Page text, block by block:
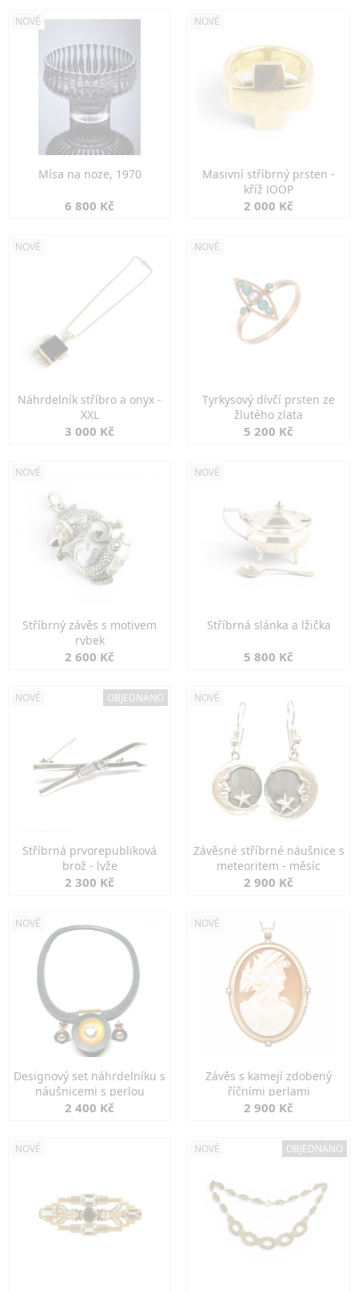
NOVÉ
Mísa na noze, 1970
6 800 Kč
NOVÉ
Masivní stříbrný prsten -
kříž JOOP
2 000 Kč
NOVÉ
Náhrdelník stříbro a onyx -
XXL
3 000 Kč
NOVÉ
Tyrkysový dívčí prsten ze
žlutého zlata
5 200 Kč
NOVÉ
Stříbrný závěs s motivem
rybek
2 600 Kč
NOVÉ
Stříbrná slánka a lžička
5 800 Kč
NOVÉ OBJEDNÁNO
Stříbrná prvorepubliková
brož - lyže
2 300 Kč
NOVÉ
Závěsné stříbrné náušnice s
meteoritem - měsíc
2 900 Kč
NOVÉ
Designový set náhrdelníku s
náušnicemi s perlou
2 400 Kč
NOVÉ
Závěs s kamejí zdobený
říčními perlami
2 900 Kč
NOVÉ NOVÉ OBJEDNÁNO